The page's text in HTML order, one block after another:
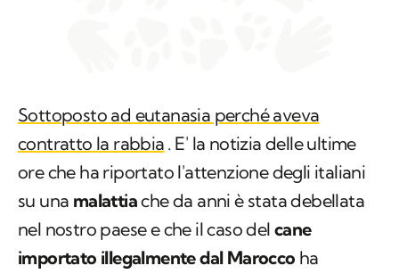
Sottoposto ad eutanasia perché aveva
contratto la rabbia . E' la notizia delle ultime
ore che ha riportato l'attenzione degli italiani
su una malattiache da anni è stata debellata
nel nostro paese e che il caso del cane
importato illegalmente dal Marocco ha